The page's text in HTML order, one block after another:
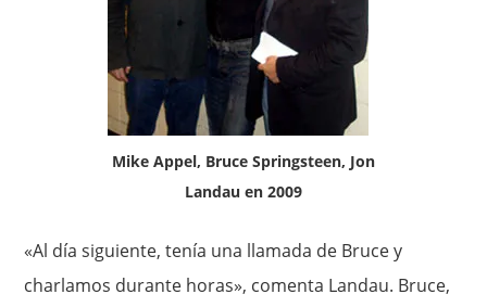
Mike Appel, Bruce Springsteen, Jon
Landau en 2009
«Al día siguiente, tenía una llamada de Bruce y
charlamos durante horas», comenta Landau. Bruce,